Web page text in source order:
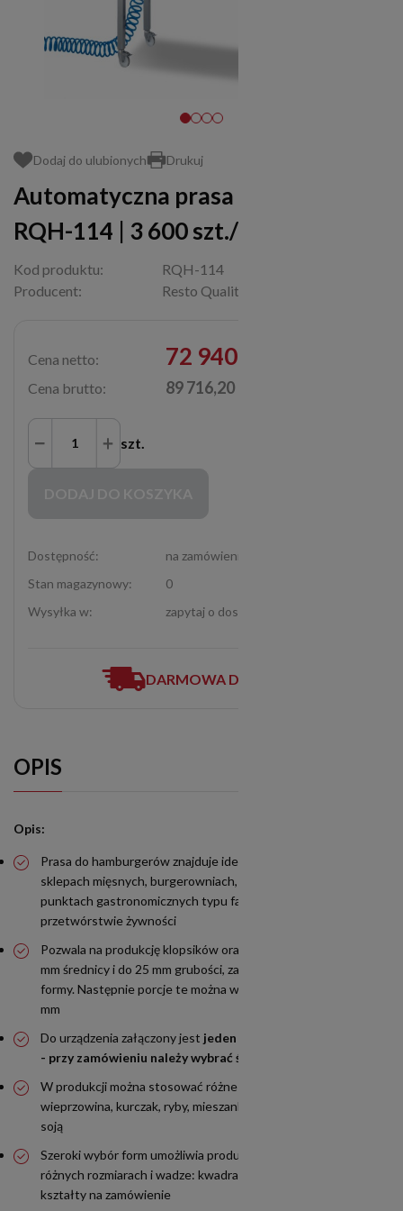
Dodaj do ulubionych Drukuj
Automatyczna prasa do burgerów
RQH-114 | 3 600 szt./h
Kod produktu:
RQH-114
Producent:
Resto Quality
Cena netto: 72 940,00 zł
Cena brutto: 89 716,20 zł
szt.
Dostępność:
na zamówienie
Stan magazynowy:
0
Wysyłka w:
zapytaj o dostępność (12-307-06-72)
DARMOWA DOSTAWA
OPIS
Opis:
Prasa do hamburgerów znajduje idealne zastosowanie w
sklepach mięsnych, burgerowniach, cateringu, sklepach, w
punktach gastronomicznych typu fast food, czy w
przetwórstwie żywności
Pozwala na produkcję klopsików oraz burgerów od 32 do 130
mm średnicy i do 25 mm grubości, zależnie od zastosowanej
formy. Następnie porcje te można wygodnie spłaszczyć do 140
mm
Do urządzenia załączony jest jeden
- przy zamówieniu należy wybrać średnicę
W produkcji można stosować różne składniki, typu wołowina,
wieprzowina, kurczak, ryby, mieszanki mięsa z chlebem, jajkami,
soją
Szeroki wybór form umożliwia produkowanie hamburgerów o
różnych rozmiarach i wadze: kwadratowe, owalne, czy inne
kształty na zamówienie